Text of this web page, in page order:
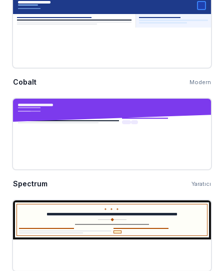
Cobalt Modern
Spectrum Yaratıcı
✦ ✦ ✦
◆